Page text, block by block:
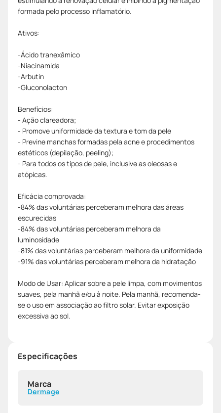
formada pelo processo inflamatório.
Ativos:
-Ácido tranexâmico
-Niacinamida
-Arbutin
-Gluconolacton
Benefícios:
- Ação clareadora;
- Promove uniformidade da textura e tom da pele
- Previne manchas formadas pela acne e procedimentos
estéticos (depilação, peeling);
- Para todos os tipos de pele, inclusive as oleosas e
atópicas.
Eficácia comprovada:
-84% das voluntárias perceberam melhora das áreas
escurecidas
-84% das voluntárias perceberam melhora da
luminosidade
-81% das voluntárias perceberam melhora da uniformidade
-91% das voluntárias perceberam melhora da hidratação
Modo de Usar: Aplicar sobre a pele limpa, com movimentos
suaves, pela manhã e/ou à noite. Pela manhã, recomenda-
se o uso em associação ao filtro solar. Evitar exposição
excessiva ao sol.
Especificações
Marca
Dermage